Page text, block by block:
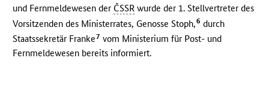
und Fernmeldewesen der ČSSR wurde der 1. Stellvertreter des
Vorsitzenden des Ministerrates, Genosse Stoph,6 durch
Staatssekretär Franke7 vom Ministerium für Post- und
Fernmeldewesen bereits informiert.